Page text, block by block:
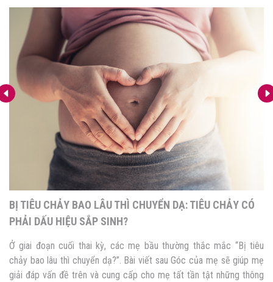
CHẨN ĐOÁN CHUYỂN DẠ VÀ 5 ĐIỀU MẸ CẦN LƯU Ý!
Mẹ bầu thường lo lắng và căng thẳng khi xuất hiện các dấu hiệu
chuyển dạ. Sau đây sẽ là TOP 4 điều hữu ích giúp mẹ khi chẩn
đoán chuyển dạ. 1. Chuyển dạ là gì? Chuyển dạ là quá trình sinh lý